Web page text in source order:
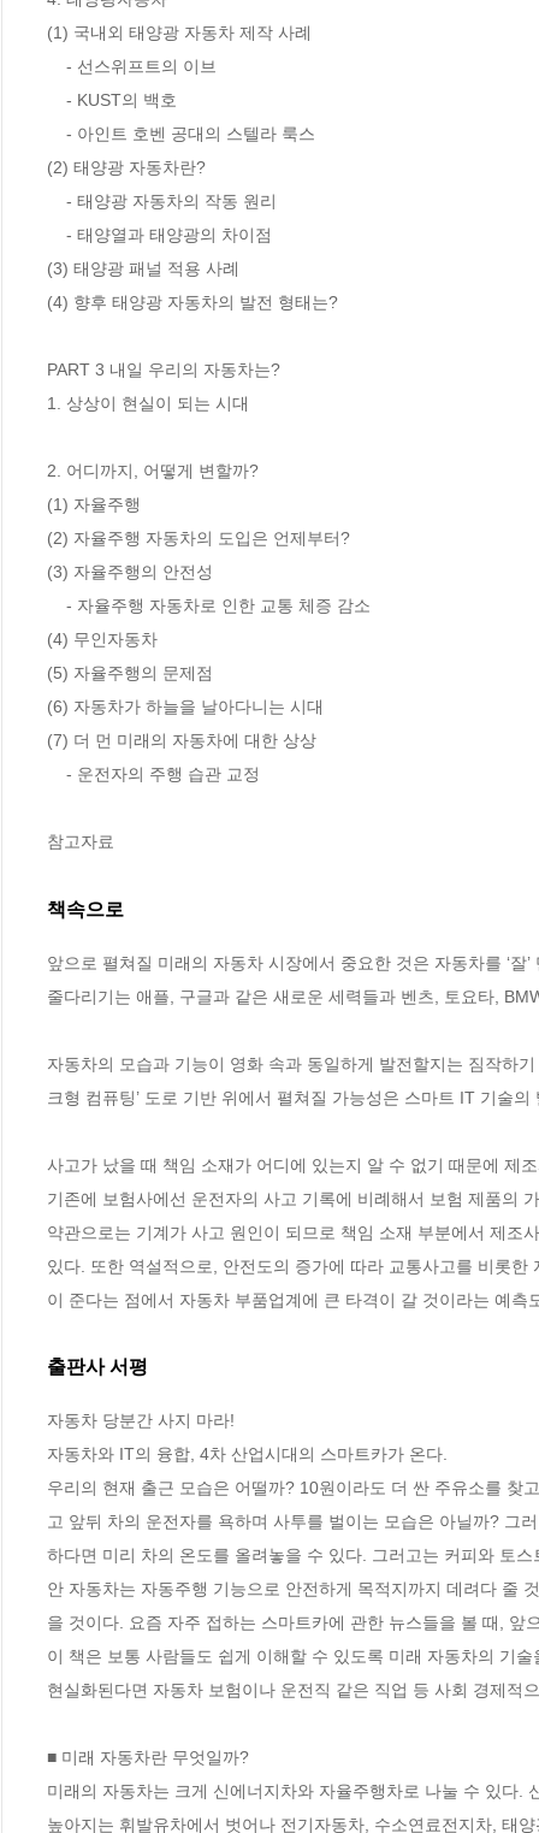
(1) 국내외 태양광 자동차 제작 사례
(2) 태양광 자동차란?
(3) 태양광 패널 적용 사례
(4) 향후 태양광 자동차의 발전 형태는?
PART 3 내일 우리의 자동차는?
1. 상상이 현실이 되는 시대
2. 어디까지, 어떻게 변할까?
(1) 자율주행
(2) 자율주행 자동차의 도입은 언제부터?
(3) 자율주행의 안전성
(4) 무인자동차
(5) 자율주행의 문제점
(6) 자동차가 하늘을 날아다니는 시대
(7) 더 먼 미래의 자동차에 대한 상상
참고자료
책속으로
앞으로 펼쳐질 미래의 자동차 시장에서 중요한 것은 자동차를 ‘잘
줄다리기는 애플, 구글과 같은 새로운 세력들과 벤츠, 토요타,
자동차의 모습과 기능이 영화 속과 동일하게 발전할지는 짐작하
크형 컴퓨팅’ 도로 기반 위에서 펼쳐질 가능성은 스마트 IT 기술
사고가 났을 때 책임 소재가 어디에 있는지 알 수 없기 때문에 제
기존에 보험사에선 운전자의 사고 기록에 비례해서 보험 제품의
약관으로는 기계가 사고 원인이 되므로 책임 소재 부분에서 제조
있다. 또한 역설적으로, 안전도의 증가에 따라 교통사고를 비롯
이 준다는 점에서 자동차 부품업계에 큰 타격이 갈 것이라는 예측
출판사 서평
자동차 당분간 사지 마라!
자동차와 IT의 융합, 4차 산업시대의 스마트카가 온다.
우리의 현재 출근 모습은 어떨까? 10원이라도 더 싼 주유소를 찾
고 앞뒤 차의 운전자를 욕하며 사투를 벌이는 모습은 아닐까? 그
하다면 미리 차의 온도를 올려놓을 수 있다. 그러고는 커피와 토
안 자동차는 자동주행 기능으로 안전하게 목적지까지 데려다 줄
을 것이다. 요즘 자주 접하는 스마트카에 관한 뉴스들을 볼 때,
이 책은 보통 사람들도 쉽게 이해할 수 있도록 미래 자동차의 기
현실화된다면 자동차 보험이나 운전직 같은 직업 등 사회 경제적
■ 미래 자동차란 무엇일까?
미래의 자동차는 크게 신에너지차와 자율주행차로 나눌 수 있다.
높아지는 휘발유차에서 벗어나 전기자동차, 수소연료전지차, 태